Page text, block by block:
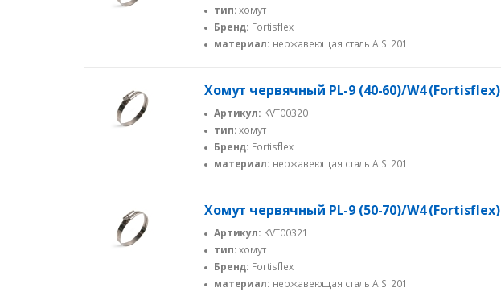
тип:хомут
Бренд: Fortisflex
материал: нержавеющая сталь AISI 201
Хомут червячный PL-9 (40-60)/W4 (Fortisflex)
Артикул: KVT00320
тип:хомут
Бренд: Fortisflex
материал: нержавеющая сталь AISI 201
Хомут червячный PL-9 (50-70)/W4 (Fortisflex)
Артикул: KVT00321
тип:хомут
Бренд: Fortisflex
материал: нержавеющая сталь AISI 201